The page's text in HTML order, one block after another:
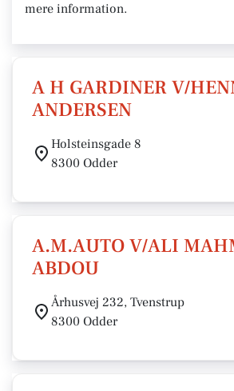
mere information.
A H GARDINER V/
ANDERSEN
Holsteinsgade 8
8300 Odder
A.M.AUTO V/ALI
ABDOU
Århusvej 232, Tvenstrup
8300 Odder